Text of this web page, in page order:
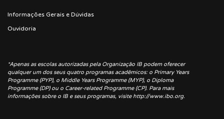
Informações Gerais e Dúvidas
Ouvidoria
*Apenas as escolas autorizadas pela Organização IB podem oferecer
qualquer um dos seus quatro programas acadêmicos: o Primary Years
Programme (PYP), o Middle Years Programme (MYP), o Diploma
Programme (DP) ou o Career-related Programme (CP). Para mais
informações sobre o IB e seus programas, visite http://www.ibo.org.